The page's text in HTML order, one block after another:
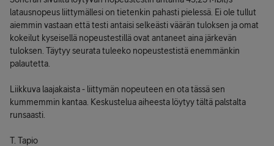
latausnopeus liittymällesi on tietenkin pahasti pielessä. Ei ole tullut
aiemmin vastaan että testi antaisi selkeästi väärän tuloksen ja omat
kokeilut kyseisellä nopeustestillä ovat antaneet aina järkevän
tuloksen. Täytyy seurata tuleeko nopeustestistä enemmänkin
palautetta.
Liikkuva laajakaista - liittymän nopeuteen en ota tässä sen
kummemmin kantaa. Keskustelua aiheesta löytyy tältä palstalta
runsaasti.
T. Tapio